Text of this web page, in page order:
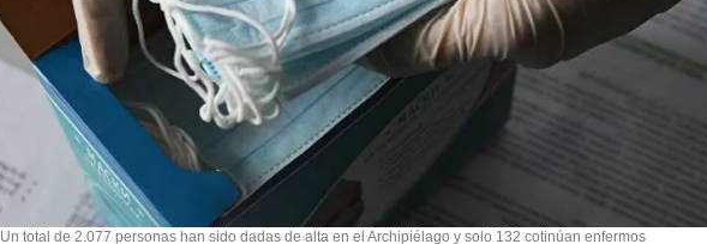
Un total de 2.077 personas han sido dadas de alta en el Archipiélago y solo 132 cotinúan enfermos